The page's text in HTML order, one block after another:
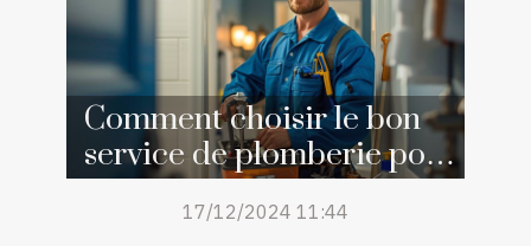
Comment choisir le bon
service de plomberie pour
vos urgences
17/12/2024 11:44